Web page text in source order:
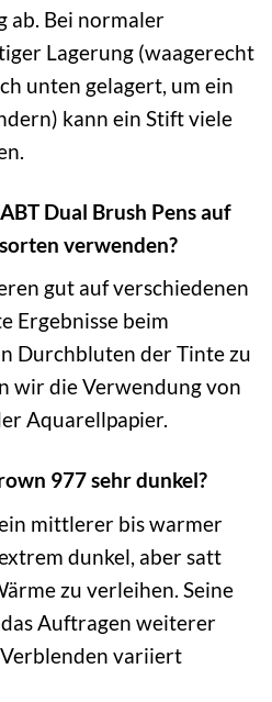
ab. Bei normaler
Lagerung (waagerecht
unten gelagert, um ein
kann ein Stift viele
Dual Brush Pens auf
verwenden?
gut auf verschiedenen
Ergebnisse beim
Durchbluten der Tinte zu
wir die Verwendung von
Aquarellpapier.
977 sehr dunkel?
mittlerer bis warmer
dunkel, aber satt
zu verleihen. Seine
Auftragen weiterer
variiert